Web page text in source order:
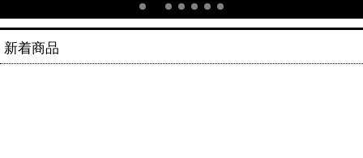
新着商品